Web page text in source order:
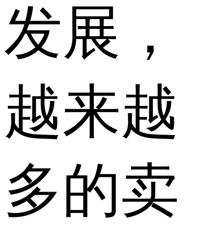
发展，
越来越
多的卖